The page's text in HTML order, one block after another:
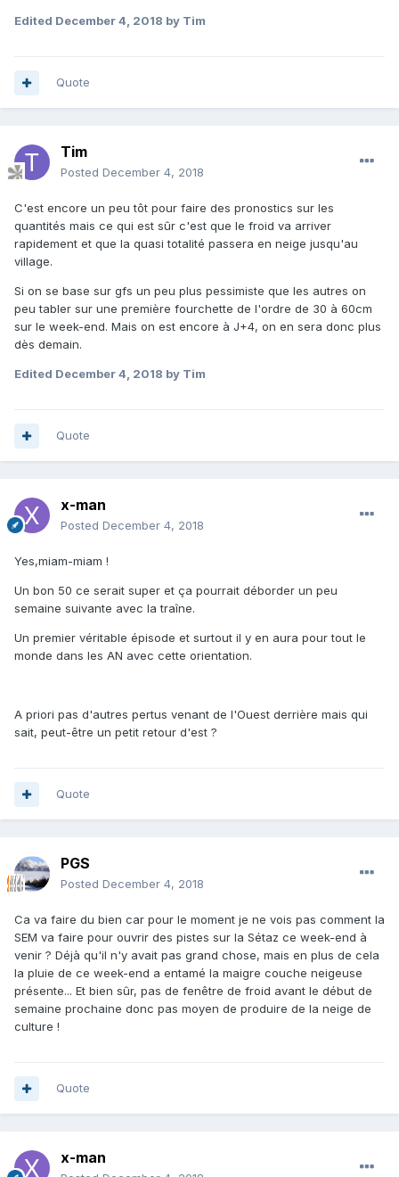
Edited December 4, 2018 by Tim
Quote
Tim
Posted December 4, 2018
C'est encore un peu tôt pour faire des pronostics sur les
quantités mais ce qui est sûr c'est que le froid va arriver
rapidement et que la quasi totalité passera en neige jusqu'au
village.
Si on se base sur gfs un peu plus pessimiste que les autres on
peu tabler sur une première fourchette de l'ordre de 30 à 60cm
sur le week-end. Mais on est encore à J+4, on en sera donc plus
dès demain.
Edited December 4, 2018 by Tim
Quote
x-man
Posted December 4, 2018
Yes,miam-miam !
Un bon 50 ce serait super et ça pourrait déborder un peu
semaine suivante avec la traîne.
Un premier véritable épisode et surtout il y en aura pour tout le
monde dans les AN avec cette orientation.
A priori pas d'autres pertus venant de l'Ouest derrière mais qui
sait, peut-être un petit retour d'est ?
Quote
PGS
Posted December 4, 2018
Ca va faire du bien car pour le moment je ne vois pas comment la
SEM va faire pour ouvrir des pistes sur la Sétaz ce week-end à
venir ? Déjà qu'il n'y avait pas grand chose, mais en plus de cela
la pluie de ce week-end a entamé la maigre couche neigeuse
présente... Et bien sûr, pas de fenêtre de froid avant le début de
semaine prochaine donc pas moyen de produire de la neige de
culture !
Quote
x-man